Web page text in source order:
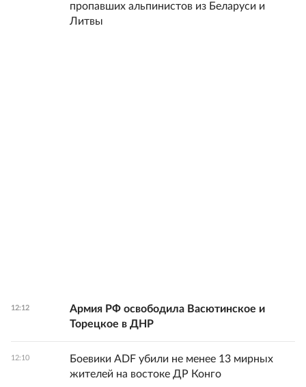
пропавших альпинистов из Беларуси и
Литвы
12:12
Армия РФ освободила Васютинское и
Торецкое в ДНР
12:10
Боевики ADF убили не менее 13 мирных
жителей на востоке ДР Конго